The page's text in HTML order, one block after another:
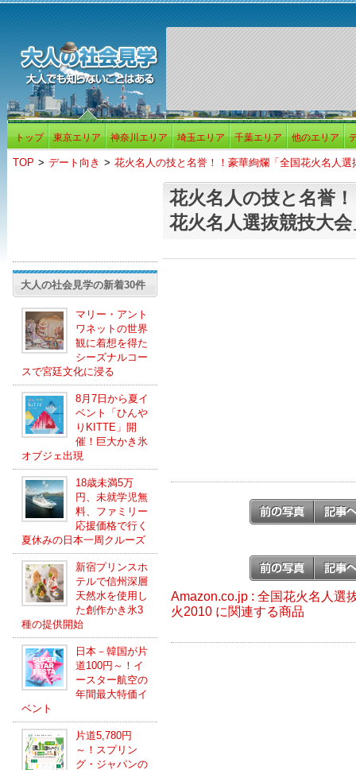
トップ 東京エリア 神奈川エリア 埼玉エリア 千葉エリア 他のエリア
TOP > デート向き > 花火名人の技と名誉！！豪華絢爛「全国花火名人選
大人の社会見学の新着30件
マリー・アント
ワネットの世界
観に着想を得た
シーズナルコー
スで宮廷文化に浸る
8月7日から夏イ
ベント「ひんや
りKITTE」開
催！巨大かき氷
オブジェ出現
18歳未満5万
円、未就学児無
料、ファミリー
応援価格で行く
夏休みの日本一周クルーズ
新宿プリンスホ
テルで信州深層
天然水を使用し
た創作かき氷3
種の提供開始
日本－韓国が片
道100円～！イ
ースター航空の
年間最大特価イ
ベント
片道5,780円
～！スプリン
グ・ジャパンの
花火名人の技と名誉
花火名人選抜競技大会
Amazon.co.jp : 全国花火名人選
火2010 に関連する商品